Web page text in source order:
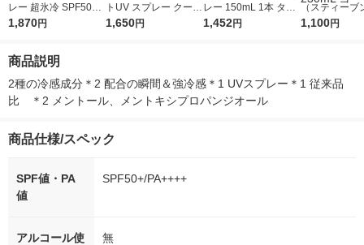
レー 超氷冷 SPF50+/P
A++++ スノーミント
1,870円
トUV スプレー クール
SPF50+・PA++++ 30
1,650円
レー 150mL 1本 タジ
マヤ
1,452円
（スティーブ
ル） ハイド
1,100円
商品説明
2種の冷感成分＊2 配合の瞬間＆強冷感＊1 UVスプレー＊1 従来品
比　＊2 メントール、メントキシプロパンジオール
商品仕様/スペック
SPF値・PA
値
SPF50+/PA++++
アルコール使
無